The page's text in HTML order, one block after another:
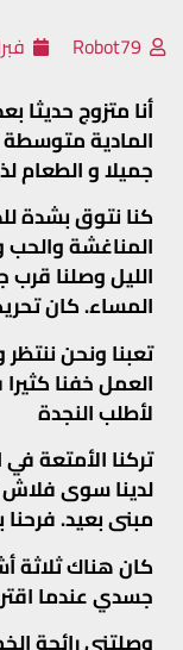
Robot79
أنا متزوج
المادية
جميلا و الطعام
كنا نتوق بشدة
المناغشة والحب
الليل وصلنا
المساء. كان
تعبنا ونحن
العمل خفنا
لأطلب النجدة
تركنا الأمتعة
لدينا سوى فلاش
مبنى بعيد.
كان هناك
جسدي عندما